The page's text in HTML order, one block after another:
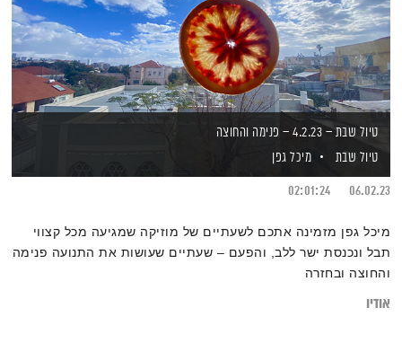
טיול שבת – 4.2.23 – פנימה והחוצה
טיול שבת
מיכל גפן
06.02.23
02:01:24
מיכל גפן מזמינה אתכם לשעתיים של מוזיקה שמגיעה מכל קצווי
תבל ונכנסת ישר ללב, והפעם – שעתיים שעושות את התנועה פנימה
והחוצה ובחזרה
אודיו